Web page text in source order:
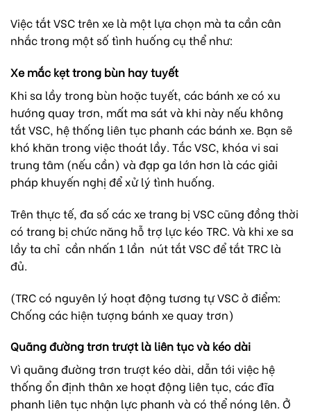
Việc tắt VSC trên xe là một lựa chọn mà ta cần cân
nhắc trong một số tình huống cụ thể như:
Xe mắc kẹt trong bùn hay tuyết
Khi sa lầy trong bùn hoặc tuyết, các bánh xe có xu
hướng quay trơn, mất ma sát và khi này nếu không
tắt VSC, hệ thống liên tục phanh các bánh xe. Bạn sẽ
khó khăn trong việc thoát lầy. Tắc VSC, khóa vi sai
trung tâm (nếu cần) và đạp ga lớn hơn là các giải
pháp khuyến nghị để xử lý tình huống.
Trên thực tế, đa số các xe trang bị VSC cũng đồng thời
có trang bị chức năng hỗ trợ lực kéo TRC. Và khi xe sa
lầy ta chỉ cần nhấn 1 lần nút tắt VSC để tắt TRC là
đủ.
(TRC có nguyên lý hoạt động tương tự VSC ở điểm:
Chống các hiện tượng bánh xe quay trơn)
Quãng đường trơn trượt là liên tục và kéo dài
Vì quãng đường trơn trượt kéo dài, dẫn tới việc hệ
thống ổn định thân xe hoạt động liên tục, các đĩa
phanh liên tục nhận lực phanh và có thể nóng lên. Ở